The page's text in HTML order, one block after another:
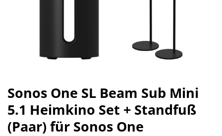
Sonos One SL Beam Sub Mini
5.1 Heimkino Set + Standfuß
(Paar) für Sonos One